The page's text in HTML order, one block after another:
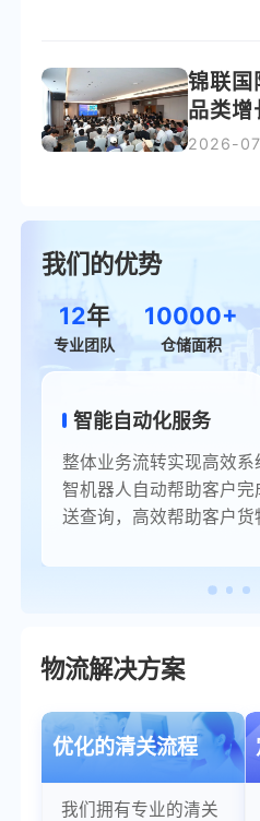
锦联国
品类增
收官
2026-
我们的优势
12年
专业团队
10000+
仓储面积
智能自动化服务
整体业务流转实现高效系
智机器人自动帮助客户完
送查询，高效帮助客户货
物流解决方案
优化的清关流程
我们拥有专业的清关